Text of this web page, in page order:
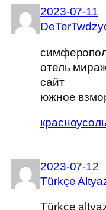
2023-07-11
отель
сайт
южное
2023-07-12
Türkçe
Türkçe